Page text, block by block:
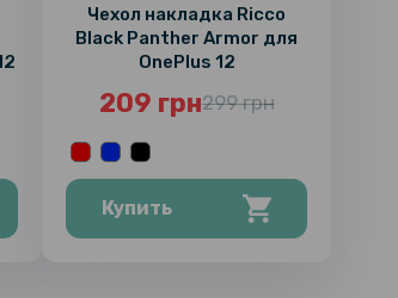
Чехол накладка Ricco
Black Panther Armor для
OnePlus 12
209 грн299 грн
Купить